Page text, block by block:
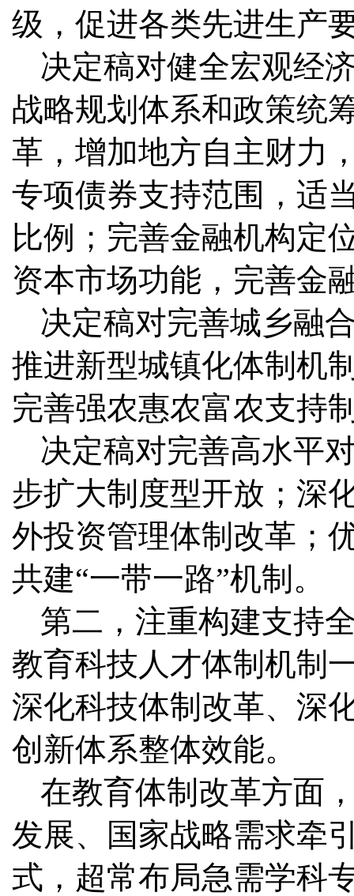
级，促进各类先进生产
决定稿对健全宏观经
战略规划体系和政策统
革，增加地方自主财力
专项债券支持范围，适
比例；完善金融机构定
资本市场功能，完善金
决定稿对完善城乡融
推进新型城镇化体制机
完善强农惠农富农支持
决定稿对完善高水平
步扩大制度型开放；深
外投资管理体制改革；
共建“一带一路”机制。
第二，注重构建支持
教育科技人才体制机制
深化科技体制改革、深
创新体系整体效能。
在教育体制改革方面
发展、国家战略需求牵
式，超常布局急需学科